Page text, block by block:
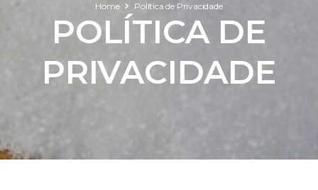
Home Política de Privacidade
POLÍTICA DE
PRIVACIDADE